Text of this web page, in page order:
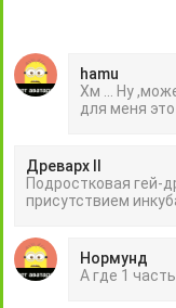
hamu
Хм ... Ну
для меня
Древарх II
Подростковая гей-
присутствием
Нормунд
А где 1